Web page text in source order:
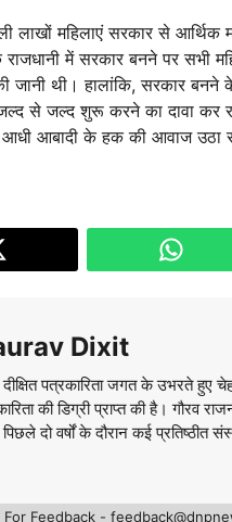
लाखों महिलाएं सरकार से
राजधानी में सरकार बनने पर सभी
जानी थी। हालांकि, सरकार
जल्द से जल्द शुरू करने का दावा
आबादी के हक की आवाज उठा
Dixit
दीक्षित पत्रकारिता जगत के उभरते हुए
की डिग्री प्राप्त की है। गौरव
पिछले दो वर्षों के दौरान कई
For Feedback -